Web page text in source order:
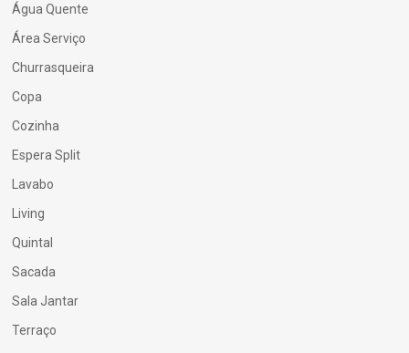
Água Quente
Área Serviço
Churrasqueira
Copa
Cozinha
Espera Split
Lavabo
Living
Quintal
Sacada
Sala Jantar
Terraço